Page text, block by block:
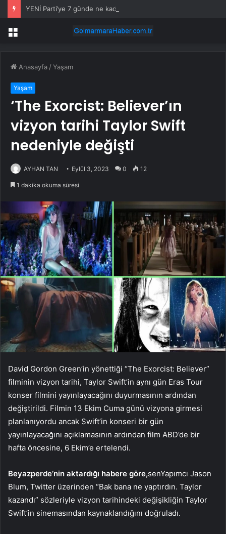
Menü
Anasayfa /Yaşam
Yaşam
‘The Exorcist: Believer’ın
vizyon tarihi Taylor Swift
nedeniyle değişti
AYHAN TAN Eylül 3, 2023 0 12
1 dakika okuma süresi
David Gordon Green’in yönettiği “The Exorcist: Believer”
filminin vizyon tarihi, Taylor Swift’in aynı gün Eras Tour
konser filmini yayınlayacağını duyurmasının ardından
değiştirildi. Filmin 13 Ekim Cuma günü vizyona girmesi
planlanıyordu ancak Swift’in konseri bir gün
yayınlayacağını açıklamasının ardından film ABD’de bir
hafta öncesine, 6 Ekim’e ertelendi.
Beyazperde’nin aktardığı habere göre,senYapımcı Jason
Blum, Twitter üzerinden “Bak bana ne yaptırdın. Taylor
kazandı” sözleriyle vizyon tarihindeki değişikliğin Taylor
Swift’in sinemasından kaynaklandığını doğruladı.